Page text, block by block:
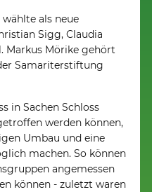
als neue
Sigg, Claudia
Markus Mörike gehört
Samariterstiftung
in Sachen Schloss
werden können,
Umbau und eine
machen. So können
angemessen
können - zuletzt waren